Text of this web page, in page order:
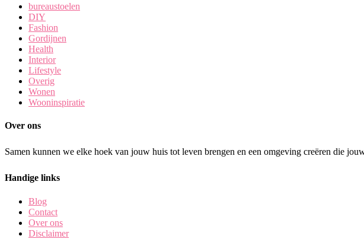
bureaustoelen
DIY
Fashion
Gordijnen
Health
Interior
Lifestyle
Overig
Wonen
Wooninspiratie
Over ons
Samen kunnen we elke hoek van jouw huis tot leven brengen en een omgeving creëren die
Handige links
Blog
Contact
Over ons
Disclaimer